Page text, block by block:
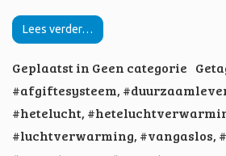
Lees verder…
Geplaatst in Geen categorie
#afgiftesysteem,
#hetelucht,
#luchtverwarming, #vangaslos,